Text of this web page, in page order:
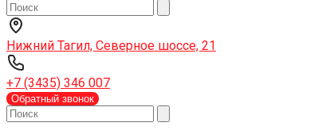
Нижний Тагил, Северное шоссе, 21
+7 (3435) 346 007
Обратный звонок